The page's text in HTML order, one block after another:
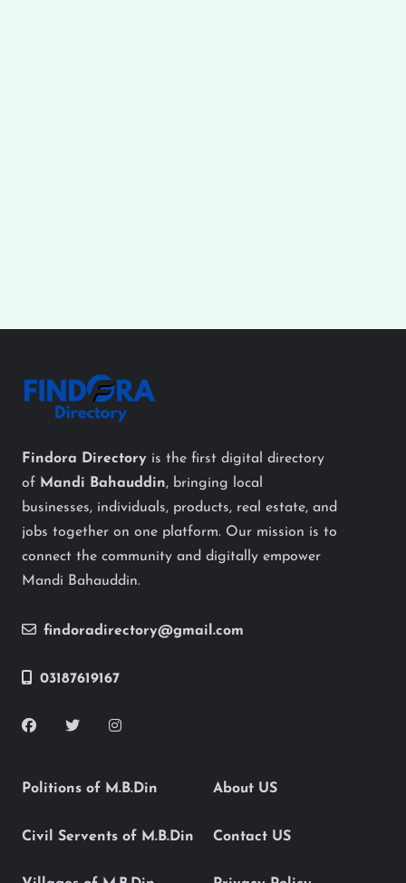
Findora Directory is the first digital directory
of Mandi Bahauddin, bringing local
businesses, individuals, products, real estate, and
jobs together on one platform. Our mission is to
connect the community and digitally empower
Mandi Bahauddin.
findoradirectory@gmail.com
03187619167
Politions of M.B.Din
Civil Servents of M.B.Din
About US
Contact US